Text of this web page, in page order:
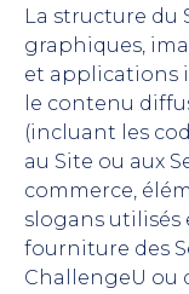
La structure du
graphiques,
et applications
le contenu
(incluant les
au Site ou aux
commerce,
slogans utilisés
fourniture des
ChallengeU ou